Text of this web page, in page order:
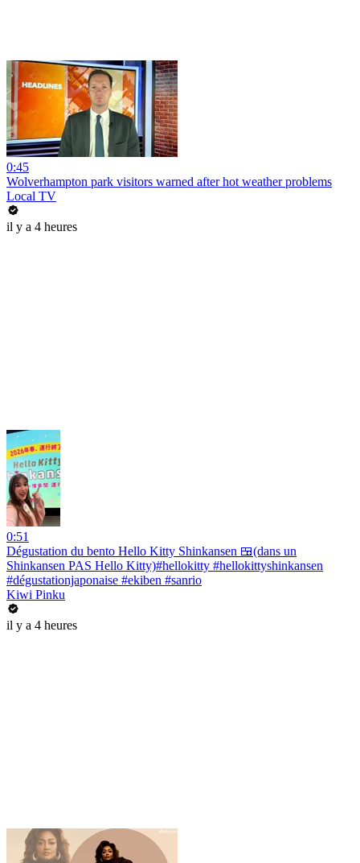
0:45
Wolverhampton park visitors warned after hot weather problems
Local TV
il y a 4 heures
0:51
Dégustation du bento Hello Kitty Shinkansen 🍱(dans un
Shinkansen PAS Hello Kitty)#hellokitty #hellokittyshinkansen
#dégustationjaponaise #ekiben #sanrio
Kiwi Pinku
il y a 4 heures